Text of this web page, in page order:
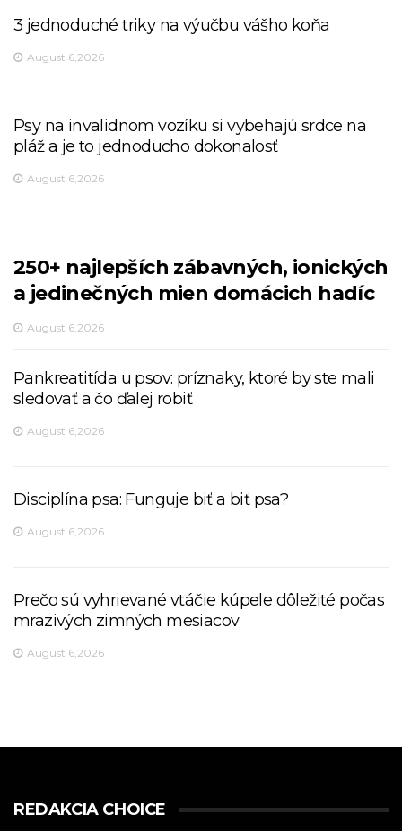
3 jednoduché triky na výučbu vášho koňa
August 6,2026
Psy na invalidnom vozíku si vybehajú srdce na
pláž a je to jednoducho dokonalosť
August 6,2026
250+ najlepších zábavných, ionických
a jedinečných mien domácich hadíc
August 6,2026
Pankreatitída u psov: príznaky, ktoré by ste mali
sledovať a čo ďalej robiť
August 6,2026
Disciplína psa: Funguje biť a biť psa?
August 6,2026
Prečo sú vyhrievané vtáčie kúpele dôležité počas
mrazivých zimných mesiacov
August 6,2026
REDAKCIA CHOICE